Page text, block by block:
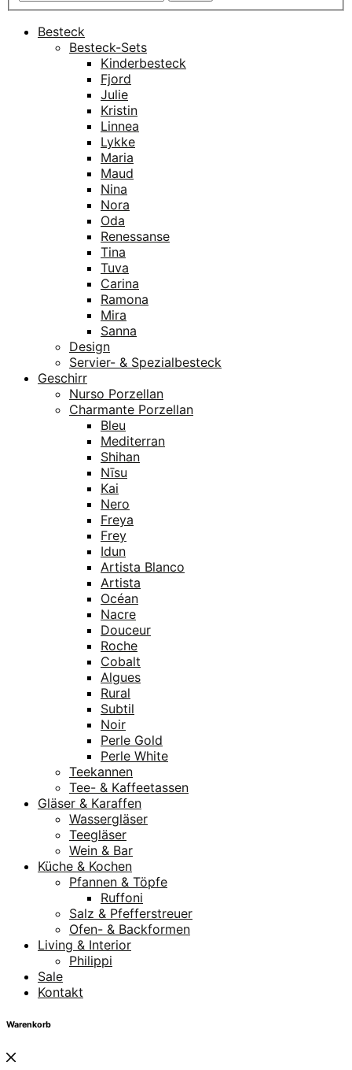
Besteck
Besteck-Sets
Kinderbesteck
Fjord
Julie
Kristin
Linnea
Lykke
Maria
Maud
Nina
Nora
Oda
Renessanse
Tina
Tuva
Carina
Ramona
Mira
Sanna
Design
Servier- & Spezialbesteck
Geschirr
Nurso Porzellan
Charmante Porzellan
Bleu
Mediterran
Shihan
Nīsu
Kai
Nero
Freya
Frey
Idun
Artista Blanco
Artista
Océan
Nacre
Douceur
Roche
Cobalt
Algues
Rural
Subtil
Noir
Perle Gold
Perle White
Teekannen
Tee- & Kaffeetassen
Gläser & Karaffen
Wassergläser
Teegläser
Wein & Bar
Küche & Kochen
Pfannen & Töpfe
Ruffoni
Salz & Pfefferstreuer
Ofen- & Backformen
Living & Interior
Philippi
Sale
Kontakt
Warenkorb